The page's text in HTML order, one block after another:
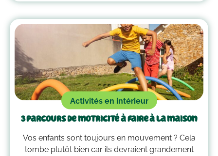
accompagner. Voici quelques outils qui peuvent
vous guider dans la gestion des émotions de vos
enfants !
Activités en intérieur
3 parcours de motricité à faire à la maison
Vos enfants sont toujours en mouvement ? Cela
tombe plutôt bien car ils devraient grandement